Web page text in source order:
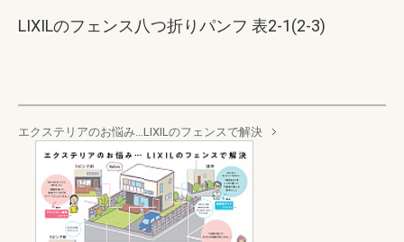
LIXILのフェンス八つ折りパンフ 表2-1(2-3)
エクステリアのお悩み…LIXILのフェンスで解決